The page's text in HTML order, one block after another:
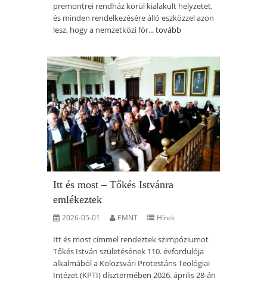
premontrei rendház körül kialakult helyzetet,
és minden rendelkezésére álló eszközzel azon
lesz, hogy a nemzetközi fór...tovább
Itt és most – Tőkés Istvánra
emlékeztek
2026-05-01 EMNT Hírek
Itt és most címmel rendeztek szimpóziumot
Tőkés István születésének 110. évfordulója
alkalmából a Kolozsvári Protestáns Teológiai
Intézet (KPTI) dísztermében 2026. április 28-án